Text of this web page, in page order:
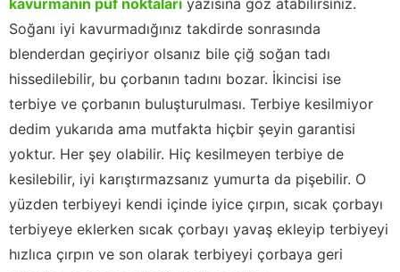
kavurmanın püf noktaları yazısına göz atabilirsiniz.
Soğanı iyi kavurmadığınız takdirde sonrasında
blenderdan geçiriyor olsanız bile çiğ soğan tadı
hissedilebilir, bu çorbanın tadını bozar. İkincisi ise
terbiye ve çorbanın buluşturulması. Terbiye kesilmiyor
dedim yukarıda ama mutfakta hiçbir şeyin garantisi
yoktur. Her şey olabilir. Hiç kesilmeyen terbiye de
kesilebilir, iyi karıştırmazsanız yumurta da pişebilir. O
yüzden terbiyeyi kendi içinde iyice çırpın, sıcak çorbayı
terbiyeye eklerken sıcak çorbayı yavaş ekleyip terbiyeyi
hızlıca çırpın ve son olarak terbiyeyi çorbaya geri